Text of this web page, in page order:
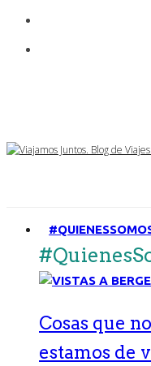
Cosas que
estamos de